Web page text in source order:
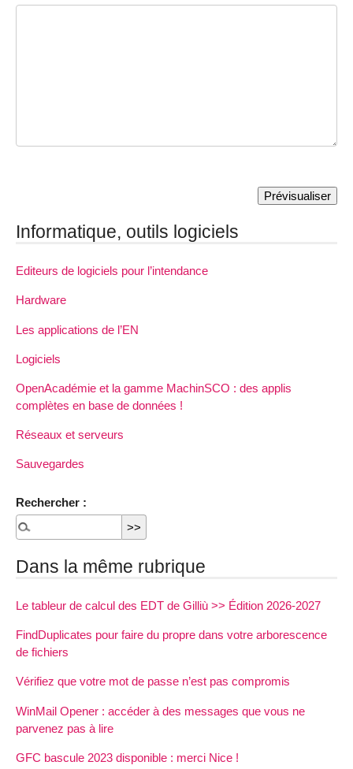
Informatique, outils logiciels
Editeurs de logiciels pour l’intendance
Hardware
Les applications de l’EN
Logiciels
OpenAcadémie et la gamme MachinSCO : des applis
complètes en base de données !
Réseaux et serveurs
Sauvegardes
Rechercher :
Dans la même rubrique
Le tableur de calcul des EDT de Gilliù >> Édition 2026-2027
FindDuplicates pour faire du propre dans votre arborescence
de fichiers
Vérifiez que votre mot de passe n’est pas compromis
WinMail Opener : accéder à des messages que vous ne
parvenez pas à lire
GFC bascule 2023 disponible : merci Nice !